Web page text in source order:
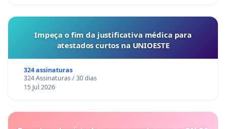
Impeça o fim da justificativa médica para
atestados curtos na UNIOESTE
324 assinaturas
324 Assinaturas / 30 dias
15 Jul 2026